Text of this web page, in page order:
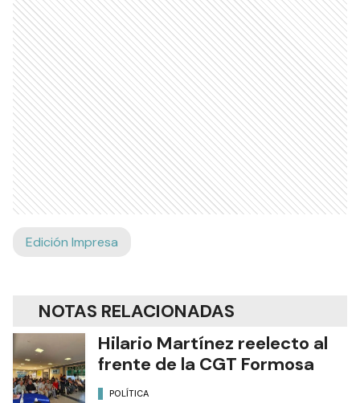
Edición Impresa
NOTAS RELACIONADAS
Hilario Martínez reelecto al
frente de la CGT Formosa
POLÍTICA